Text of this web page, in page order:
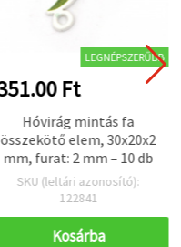
LEGNÉPSZERŰBB
Ft
Hóvirág mintás fa
összekötő elem, 30x20x2
mm, furat: 2 mm – 10 db
SKU (leltári azonosító):
122841
Kosárba